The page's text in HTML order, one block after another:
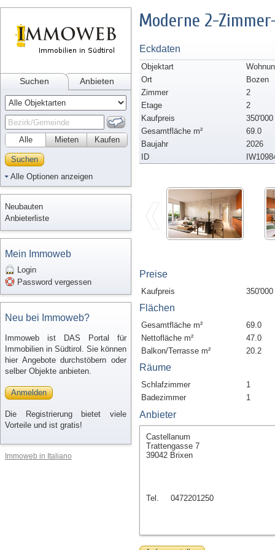
Suchen Anbieten
Alle Kaufen
Mieten
Suchen
Alle Optionen anzeigen
Neubauten
Anbieterliste
Mein Immoweb
Login
Password vergessen
Neu bei Immoweb?
Immoweb ist DAS Portal für
Immobilien in Südtirol. Sie können
hier Angebote durchstöbern oder
selber Objekte anbieten.
Anmelden
Die Registrierung bietet viele
Vorteile und ist gratis!
Immoweb in Italiano
Moderne 2-
Eckdaten
Objektart
Ort
Bozen
Zimmer
2
Etage
2
Kaufpreis
350'000
Gesamtfläche m²
69.0
Baujahr
2026
ID
Preise
Kaufpreis 350'000
Flächen
Gesamtfläche m²
69.0
Nettofläche m²
47.0
Balkon/Terrasse m²
20.2
Räume
Schlafzimmer
1
Badezimmer
1
Anbieter
Castellanum
Trattengasse 7
39042 Brixen
Tel. 0472201250